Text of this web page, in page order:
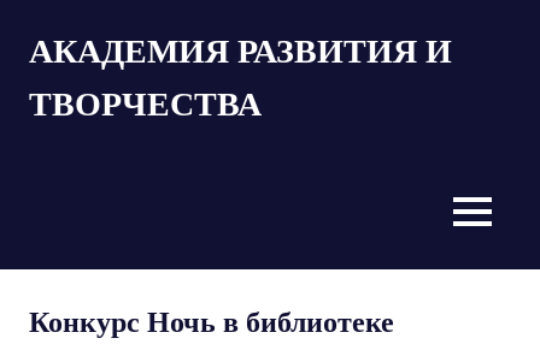
АКАДЕМИЯ РАЗВИТИЯ И
ТВОРЧЕСТВА
MENU
Конкурс Ночь в библиотеке